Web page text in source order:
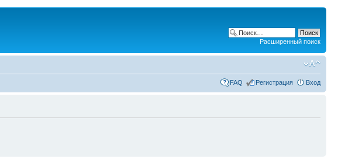
Расширенный поиск
FAQ Регистрация Вход